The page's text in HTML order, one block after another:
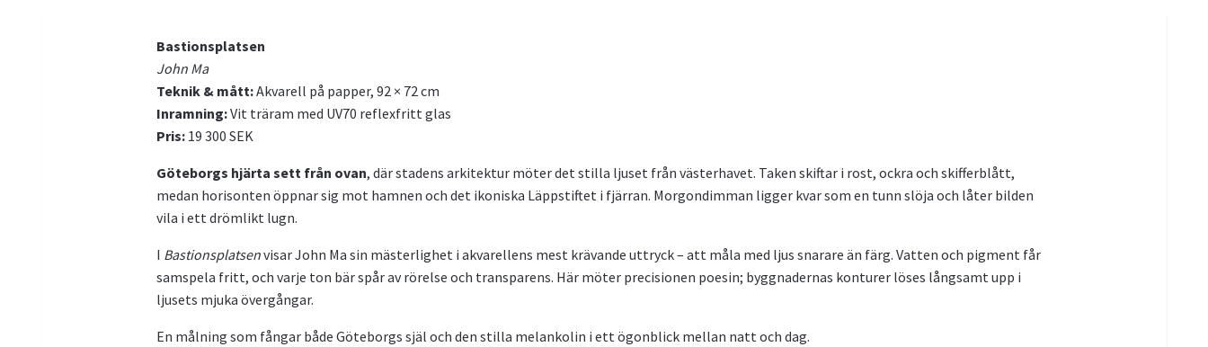
Bastionsplatsen
John Ma
Teknik & mått:Akvarell på papper, 92 × 72 cm
Inramning:Vit träram med UV70 reflexfritt glas
Pris:19 300 SEK
Göteborgs hjärta sett från ovan, där stadens arkitektur möter det stilla ljuset från västerhavet. Taken skiftar i rost, ockra och skifferblått,
medan horisonten öppnar sig mot hamnen och det ikoniska Läppstiftet i fjärran. Morgondimman ligger kvar som en tunn slöja och låter bilden
vila i ett drömlikt lugn.
I Bastionsplatsenvisar John Ma sin mästerlighet i akvarellens mest krävande uttryck – att måla med ljus snarare än färg. Vatten och pigment får
samspela fritt, och varje ton bär spår av rörelse och transparens. Här möter precisionen poesin; byggnadernas konturer löses långsamt upp i
ljusets mjuka övergångar.
En målning som fångar både Göteborgs själ och den stilla melankolin i ett ögonblick mellan natt och dag.